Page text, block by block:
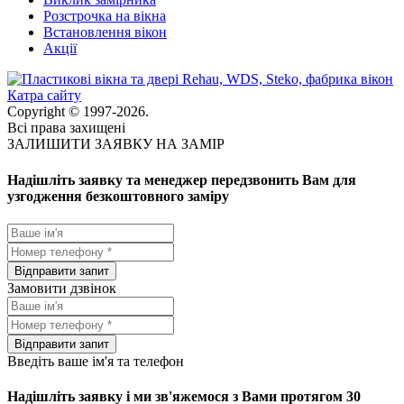
Розстрочка на вікна
Встановлення вікон
Акції
Катра сайту
Copyright © 1997-2026.
Всі права захищені
ЗАЛИШИТИ ЗАЯВКУ НА ЗАМІР
Надішліть заявку та менеджер передзвонить Вам для
узгодження безкоштовного заміру
Замовити дзвінок
Введіть ваше ім'я та телефон
Надішліть заявку і ми зв'яжемося з Вами протягом 30